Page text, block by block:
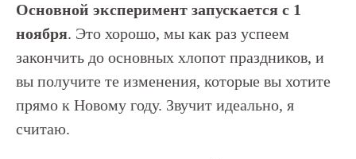
Основной эксперимент запускается с 1
ноября. Это хорошо, мы как раз успеем
закончить до основных хлопот праздников, и
вы получите те изменения, которые вы хотите
прямо к Новому году. Звучит идеально, я
считаю.